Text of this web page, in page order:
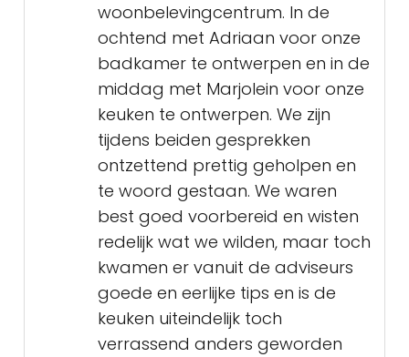
woonbelevingcentrum. In de
ochtend met Adriaan voor onze
badkamer te ontwerpen en in de
middag met Marjolein voor onze
keuken te ontwerpen. We zijn
tijdens beiden gesprekken
ontzettend prettig geholpen en
te woord gestaan. We waren
best goed voorbereid en wisten
redelijk wat we wilden, maar toch
kwamen er vanuit de adviseurs
goede en eerlijke tips en is de
keuken uiteindelijk toch
verrassend anders geworden